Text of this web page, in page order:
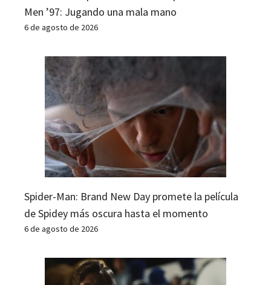
Men ’97: Jugando una mala mano
6 de agosto de 2026
Spider-Man: Brand New Day promete la película
de Spidey más oscura hasta el momento
6 de agosto de 2026